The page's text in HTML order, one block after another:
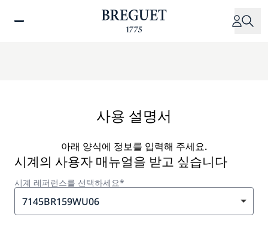
사용 설명서
아래 양식에 정보를 입력해 주세요.
시계의 사용자 매뉴얼을 받고 싶습니다
시계 레퍼런스를 선택하세요*
7145BR159WU06